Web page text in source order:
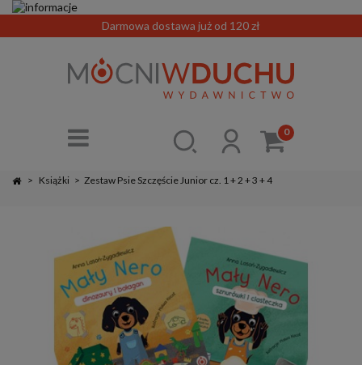
Darmowa dostawa już od 120 zł
0
> Książki > Zestaw Psie Szczęście Junior cz. 1 + 2 + 3 + 4